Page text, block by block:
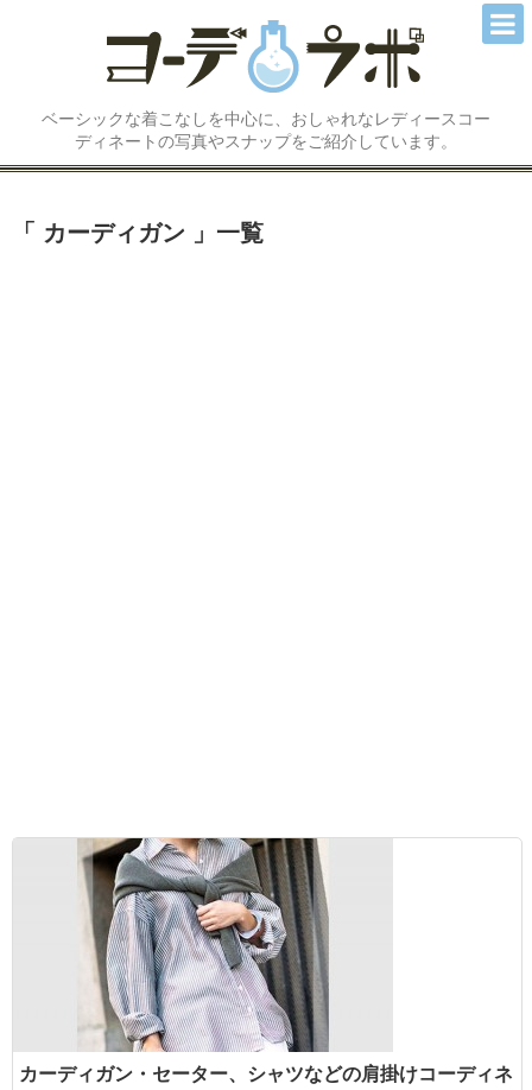
ベーシックな着こなしを中心に、おしゃれなレディースコー
ディネートの写真やスナップをご紹介しています。
カーディガン 一覧
カーディガン・セーター、シャツなどの肩掛けコーディネ
コーディネートTOP
トップス
スカート